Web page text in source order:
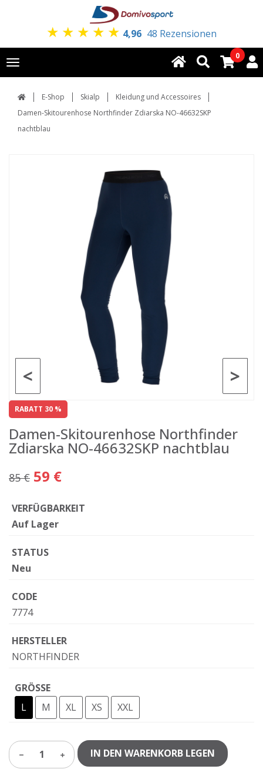
★ ★ ★ ★ ★ 4,96 48 Rezensionen
Toggle
navigation
0
E-Shop Skialp
Kleidung und Accessoires
Damen-Skitourenhose Northfinder Zdiarska NO-46632SKP
nachtblau
>
<
RABATT 30 %
Damen-Skitourenhose Northfinder
Zdiarska NO-46632SKP nachtblau
85 € 59 €
VERFÜGBARKEIT
Auf Lager
STATUS
Neu
CODE
7774
HERSTELLER
NORTHFINDER
GRÖSSE
L
M XL XS XXL
1 IN DEN WARENKORB LEGEN